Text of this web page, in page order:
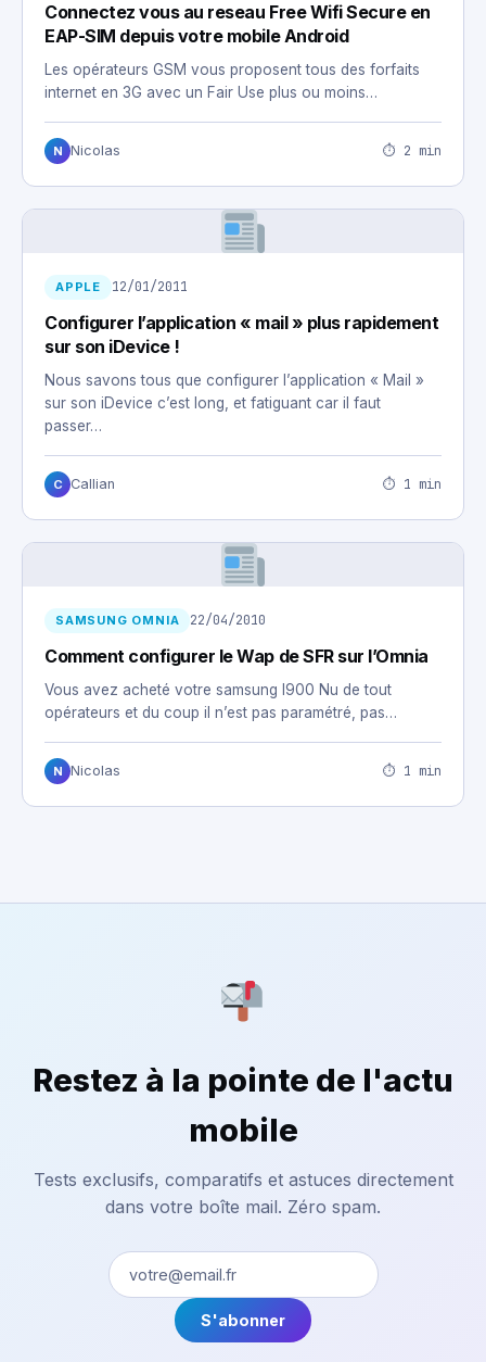
Connectez vous au reseau Free Wifi Secure en
EAP-SIM depuis votre mobile Android
Les opérateurs GSM vous proposent tous des forfaits
internet en 3G avec un Fair Use plus ou moins…
N Nicolas ⏱ 2 min
APPLE 12/01/2011
Configurer l’application « mail » plus rapidement
sur son iDevice !
Nous savons tous que configurer l’application « Mail »
sur son iDevice c’est long, et fatiguant car il faut
passer…
C Callian ⏱ 1 min
SAMSUNG OMNIA 22/04/2010
Comment configurer le Wap de SFR sur l’Omnia
Vous avez acheté votre samsung I900 Nu de tout
opérateurs et du coup il n’est pas paramétré, pas…
N Nicolas ⏱ 1 min
Restez à la pointe de l'actu
mobile
Tests exclusifs, comparatifs et astuces directement
dans votre boîte mail. Zéro spam.
S'abonner